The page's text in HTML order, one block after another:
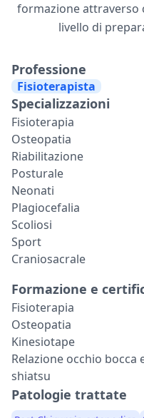
formazione attraverso
livello di
Professione
Fisioterapista
Specializzazioni
Fisioterapia
Osteopatia
Riabilitazione
Posturale
Neonati
Plagiocefalia
Scoliosi
Sport
Craniosacrale
Formazione e
Fisioterapia
Osteopatia
Kinesiotape
Relazione occhio bocca
shiatsu
Patologie trattate